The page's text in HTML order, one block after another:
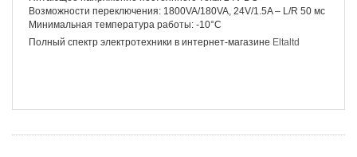
Возможности переключения: 1800VA/180VA, 24V/1.5A – L/R 50 мс
Минимальная температура работы: -10°C
Полный спектр электротехники в интернет-магазине Eltaltd